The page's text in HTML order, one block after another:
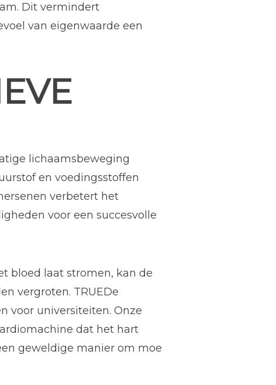
Dit vermindert
van eigenwaarde een
lichaamsbeweging
en voedingsstoffen
verbetert het
voor een succesvolle
bloed laat stromen, kan de
vergroten. TRUEDe
voor universiteiten. Onze
dat het hart
geweldige manier om moe